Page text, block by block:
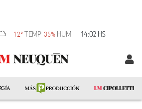
12° TEMP 35% HUM 14:02 HS